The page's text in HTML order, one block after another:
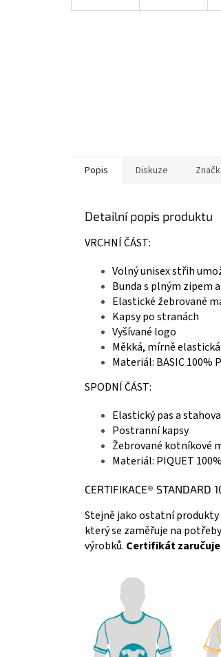
Popis Diskuze
Detailní popis produktu
VRCHNÍ ČÁST:
Volný unisex střih
Bunda s plným zipem
Elastické žebrované
Kapsy po stranách
Vyšívané logo
Měkká, mírně
Materiál: BASIC 100%
SPODNÍ ČÁST:
Elastický pas a
Postranní kapsy
Žebrované kotníkové
Materiál: PIQUET
CERTIFIKACE®
Stejně jako ostatní
který se zaměřuje na
výrobků. Certifikát